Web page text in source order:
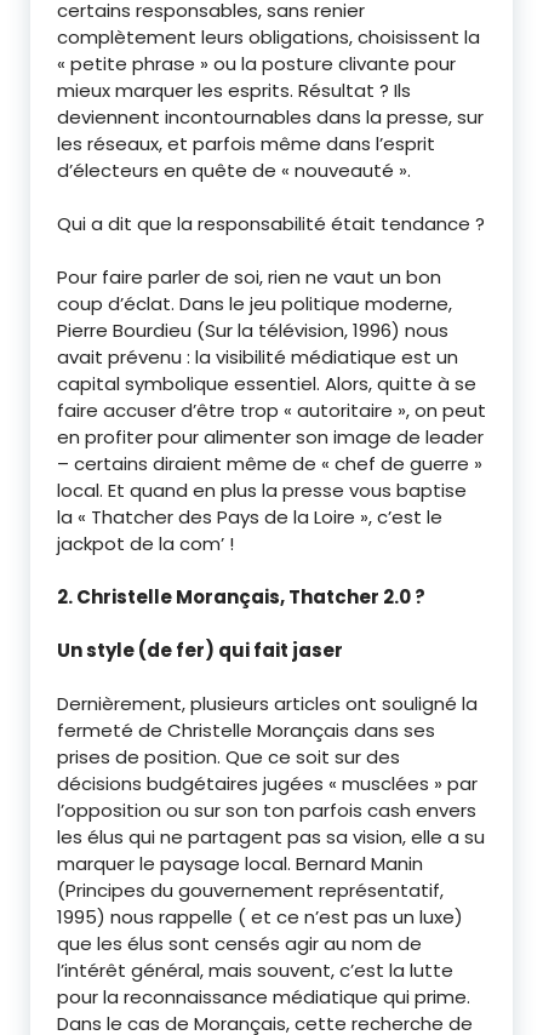
certains responsables, sans renier
complètement leurs obligations, choisissent la
« petite phrase » ou la posture clivante pour
mieux marquer les esprits. Résultat ? Ils
deviennent incontournables dans la presse, sur
les réseaux, et parfois même dans l’esprit
d’électeurs en quête de « nouveauté ».
Qui a dit que la responsabilité était tendance ?
Pour faire parler de soi, rien ne vaut un bon
coup d’éclat. Dans le jeu politique moderne,
Pierre Bourdieu (Sur la télévision, 1996) nous
avait prévenu : la visibilité médiatique est un
capital symbolique essentiel. Alors, quitte à se
faire accuser d’être trop « autoritaire », on peut
en profiter pour alimenter son image de leader
– certains diraient même de « chef de guerre »
local. Et quand en plus la presse vous baptise
la « Thatcher des Pays de la Loire », c’est le
jackpot de la com’ !
2. Christelle Morançais, Thatcher 2.0 ?
Un style (de fer) qui fait jaser
Dernièrement, plusieurs articles ont souligné la
fermeté de Christelle Morançais dans ses
prises de position. Que ce soit sur des
décisions budgétaires jugées « musclées » par
l’opposition ou sur son ton parfois cash envers
les élus qui ne partagent pas sa vision, elle a su
marquer le paysage local. Bernard Manin
(Principes du gouvernement représentatif,
1995) nous rappelle ( et ce n’est pas un luxe)
que les élus sont censés agir au nom de
l’intérêt général, mais souvent, c’est la lutte
pour la reconnaissance médiatique qui prime.
Dans le cas de Morançais, cette recherche de